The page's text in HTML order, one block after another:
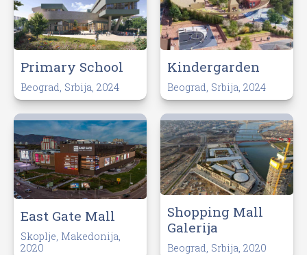
Primary School
Beograd, Srbija, 2024
Kindergarden
Beograd, Srbija, 2024
East Gate Mall
Skoplje, Makedonija,
2020
Shopping Mall
Galerija
Beograd, Srbija, 2020